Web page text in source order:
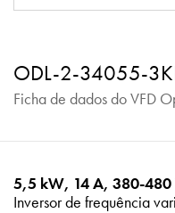
ODL-2-34055-
Ficha de dados do VFD
5,5 kW, 14 A, 380-480
Inversor de frequência